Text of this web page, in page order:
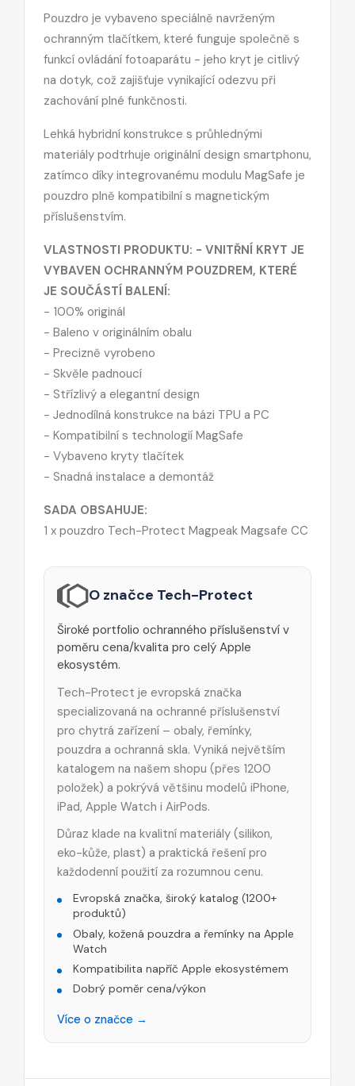
Pouzdro je vybaveno speciálně navrženým
ochranným tlačítkem, které funguje společně s
funkcí ovládání fotoaparátu - jeho kryt je citlivý
na dotyk, což zajišťuje vynikající odezvu při
zachování plné funkčnosti.
Lehká hybridní konstrukce s průhlednými
materiály podtrhuje originální design smartphonu,
zatímco díky integrovanému modulu MagSafe je
pouzdro plně kompatibilní s magnetickým
příslušenstvím.
VLASTNOSTI PRODUKTU: - VNITŘNÍ KRYT JE
VYBAVEN OCHRANNÝM POUZDREM, KTERÉ
JE SOUČÁSTÍ BALENÍ:
- 100% originál
- Baleno v originálním obalu
- Precizně vyrobeno
- Skvěle padnoucí
- Střízlivý a elegantní design
- Jednodílná konstrukce na bázi TPU a PC
- Kompatibilní s technologií MagSafe
- Vybaveno kryty tlačítek
- Snadná instalace a demontáž
SADA OBSAHUJE:
1 x pouzdro Tech-Protect Magpeak Magsafe CC
O značce Tech-Protect
Široké portfolio ochranného příslušenství v
poměru cena/kvalita pro celý Apple
ekosystém.
Tech-Protect je evropská značka
specializovaná na ochranné příslušenství
pro chytrá zařízení – obaly, řemínky,
pouzdra a ochranná skla. Vyniká největším
katalogem na našem shopu (přes 1200
položek) a pokrývá většinu modelů iPhone,
iPad, Apple Watch i AirPods.
Důraz klade na kvalitní materiály (silikon,
eko-kůže, plast) a praktická řešení pro
každodenní použití za rozumnou cenu.
Evropská značka, široký katalog (1200+
produktů)
Obaly, kožená pouzdra a řemínky na Apple
Watch
Kompatibilita napříč Apple ekosystémem
Dobrý poměr cena/výkon
Více o značce →